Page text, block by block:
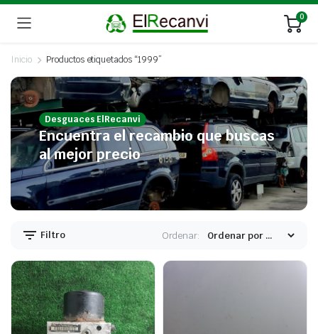
0
Inicio Productos etiquetados “1999”
Desguaces ElRecanvi
Encuentra el recambio que buscas
al mejor precio
Filtro Ordenar: